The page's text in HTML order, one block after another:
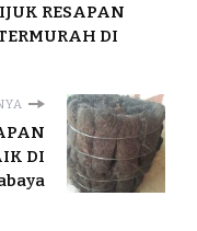
RESAPAN
DI
DI